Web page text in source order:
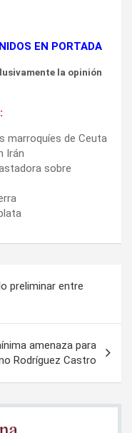
EN PORTADA
la opinión
marroquíes de Ceuta
Irán
sobre
preliminar entre
amenaza para
Rodríguez Castro